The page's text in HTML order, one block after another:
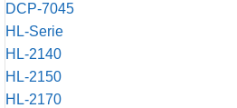
DCP-7045
HL-Serie
HL-2140
HL-2150
HL-2170